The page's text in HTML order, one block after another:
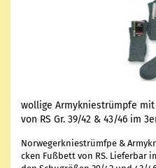
wol­li­ge Ar­my­knie­strümp­fe
von RS Gr. 39/42 & 43/46 im
Nor­we­ger­knie­strümf­pe &
cken Fuß­bett von RS. Lie­fer­bar